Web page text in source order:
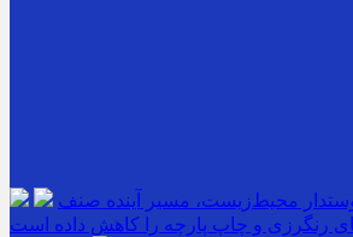
محیط‌زیست، مسیر آینده صنف
و چاپ پارچه را کاهش داده است